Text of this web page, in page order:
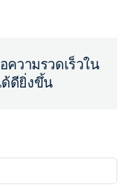
วามรวดเร็วใน
ดียิ่งขึ้น